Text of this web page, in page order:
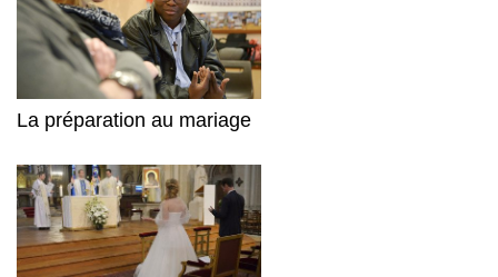
La préparation au mariage